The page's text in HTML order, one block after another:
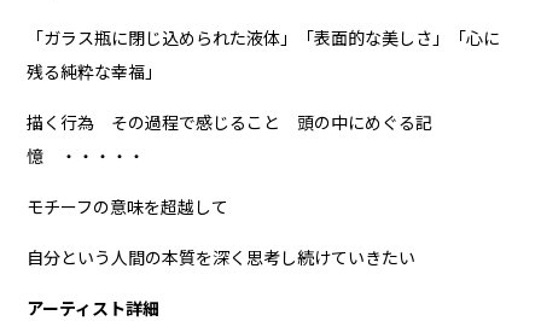
「ガラス瓶に閉じ込められた液体」「表面的な美しさ」「心に
残る純粋な幸福」
描く行為 その過程で感じること 頭の中にめぐる記
憶 ・・・・・
モチーフの意味を超越して
自分という人間の本質を深く思考し続けていきたい
アーティスト詳細